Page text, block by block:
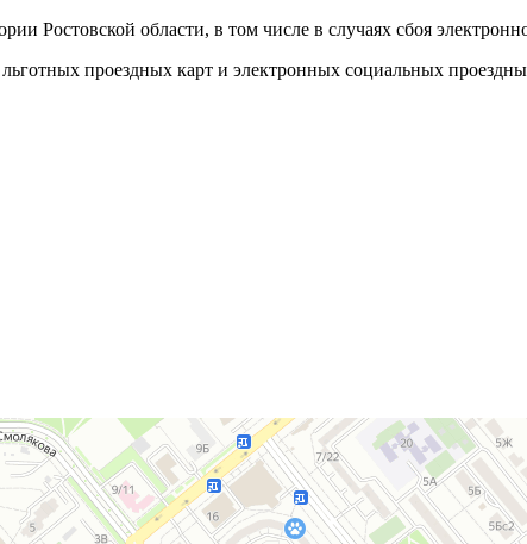
Ростовской области, в том числе в случаях сбоя
проездных карт и электронных социальных